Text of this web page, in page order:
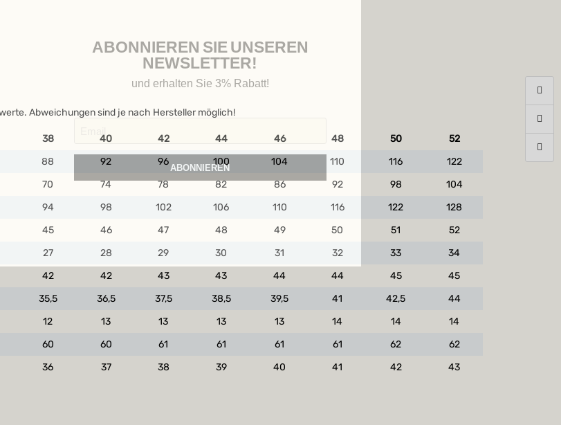
Abweichungen sind je nach Hersteller möglich!
38 40 42 44 46 48 50
52
88 92 96 100 104 110 116
122
70 74 78 82 86 92 98
104
94 98 102 106 110 116 122
128
45 46 47 48 49 50 51
52
27 28 29 30 31 32 33
34
42 42 43 43 44 44 45
45
35,5 36,5 37,5 38,5 39,5 41 42,5
44
12 13 13 13 13 14 14
14
60 60 61 61 61 61 62
62
36 37 38 39 40 41 42 43
ABONNIEREN SIE UNSEREN
NEWSLETTER!
und erhalten Sie 3% Rabatt!
ABONNIEREN
Weitere Möglichkeiten, in Verbindung zu
bleiben: